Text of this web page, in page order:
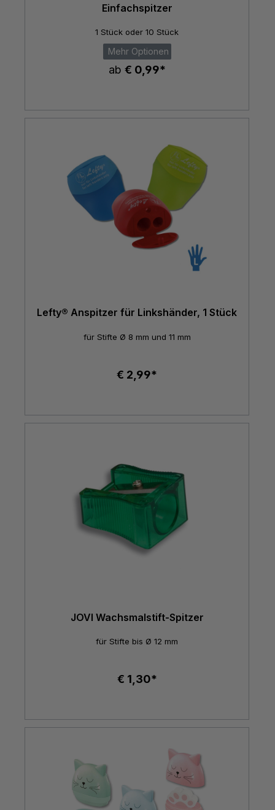
Einfachspitzer
1 Stück oder 10 Stück
Mehr Optionen
ab € 0,99*
Lefty® Anspitzer für Linkshänder, 1 Stück
für Stifte Ø 8 mm und 11 mm
€ 2,99*
JOVI Wachsmalstift-Spitzer
für Stifte bis Ø 12 mm
€ 1,30*